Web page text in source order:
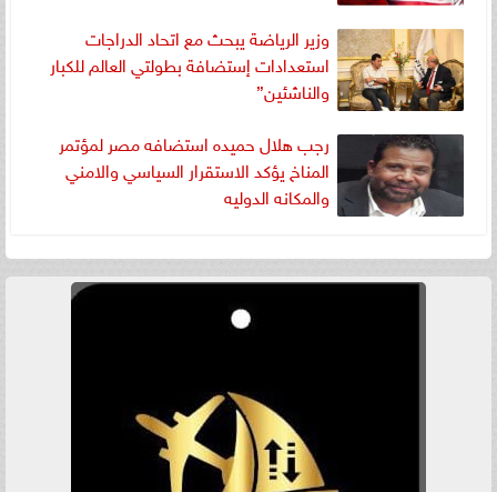
وزير الرياضة يبحث مع اتحاد الدراجات
استعدادات إستضافة بطولتي العالم للكبار
والناشئين”
رجب هلال حميده استضافه مصر لمؤتمر
المناخ يؤكد الاستقرار السياسي والامني
والمكانه الدوليه